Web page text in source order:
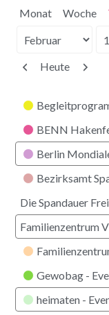
Monat Woche
Monat
Tag
Jahr
Zurück
Heute Weiter
Kategorien
BENN
Berlin
Bezirksamt
Die Spandauer
Familienzentrum
Gewobag -
heimaten -